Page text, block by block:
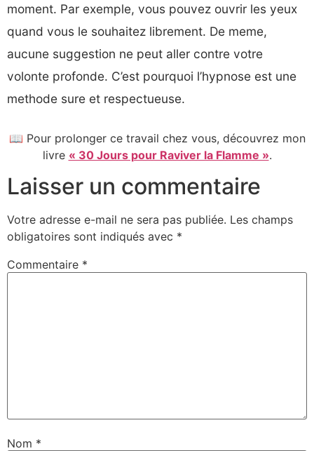
moment. Par exemple, vous pouvez ouvrir les yeux
quand vous le souhaitez librement. De meme,
aucune suggestion ne peut aller contre votre
volonte profonde. C’est pourquoi l’hypnose est une
methode sure et respectueuse.
📖 Pour prolonger ce travail chez vous, découvrez mon
livre « 30 Jours pour Raviver la Flamme ».
Laisser un commentaire
Votre adresse e-mail ne sera pas publiée. Les champs
obligatoires sont indiqués avec *
Commentaire *
Nom *